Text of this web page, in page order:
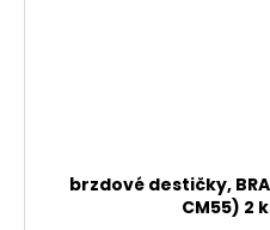
brzdové destičky,
CM55) 2